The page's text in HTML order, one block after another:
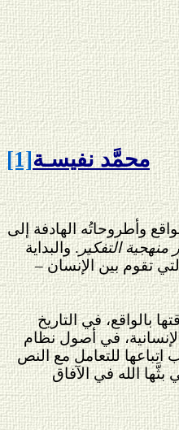
محمَّد نفيسـة[1]
وأطروحاتُه الهادفة إلى
منهجية التفكير. والبداية
تقوم بين الإنسان –
بالواقع، في التاريخ
في أصول نظام
اتباعها للتعامل مع النص
بثَّها الله في الآفاق